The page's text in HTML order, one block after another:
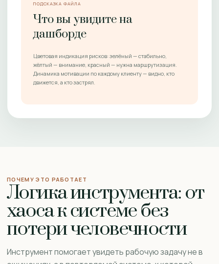
ПОДСКАЗКА ФАЙЛА
Что вы увидите на
дашборде
Цветовая индикация рисков: зелёный — стабильно,
жёлтый — внимание, красный — нужна маршрутизация.
Динамика мотивации по каждому клиенту — видно, кто
движется, а кто застрял.
ПОЧЕМУ ЭТО РАБОТАЕТ
Логика инструмента: от
хаоса к системе без
потери человечности
Инструмент помогает увидеть рабочую задачу не в